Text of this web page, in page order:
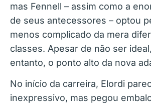
mas Fennell – assim como a
de seus antecessores – optou
menos complicado da mera
classes. Apesar de não ser
entanto, o ponto alto da nova
No início da carreira, Elordi
inexpressivo, mas pegou